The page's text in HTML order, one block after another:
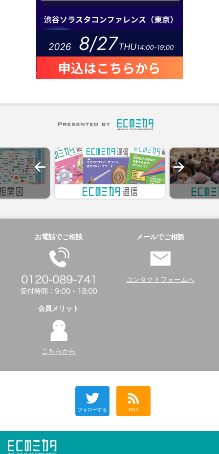
お電話でご相談 メールでご相談
コンタクトフォームへ
会員メリット
こちらから
フォローする RSS